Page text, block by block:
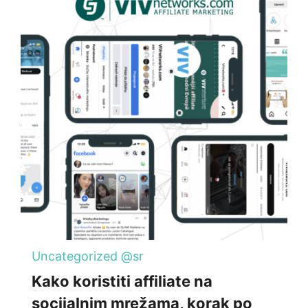
Kako koristiti affiliate na
socijalnim mrežama, korak po
Uncategorized @sr